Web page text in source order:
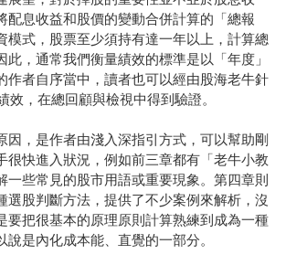
配息收益和股價的變動合併計算的「總報
模式，股票至少須持有達一年以上，計算總
此，通常我們衡量績效的標準是以「年度」
作者自序當中，讀者也可以經由股海老牛針
效，在總回顧與檢視中得到驗證。
因，是作者由淺入深指引方式，可以幫助剛
很快進入狀況，例如前三章都有「老牛小教
一些常見的股市用語或重要現象。第四章則
選股判斷方法，提供了不少案例來解析，沒
要把很基本的原理原則計算熟練到成為一種
說是內化成本能、直覺的一部分。